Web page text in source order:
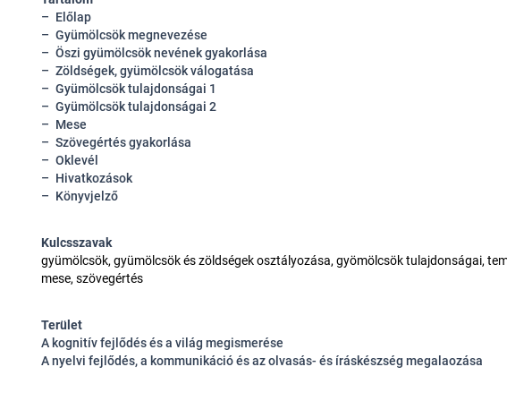
Előlap
Gyümölcsök megnevezése
Öszi gyümölcsök nevének gyakorlása
Zöldségek, gyümölcsök válogatása
Gyümölcsök tulajdonságai 1
Gyümölcsök tulajdonságai 2
Mese
Szövegértés gyakorlása
Oklevél
Hivatkozások
Könyvjelző
Kulcsszavak
gyümölcsök, gyümölcsök és zöldségek osztályozása, gyömölcsök tulajdonságai,
mese, szövegértés
Terület
A kognitív fejlődés és a világ megismerése
A nyelvi fejlődés, a kommunikáció és az olvasás- és íráskészség megalaozása